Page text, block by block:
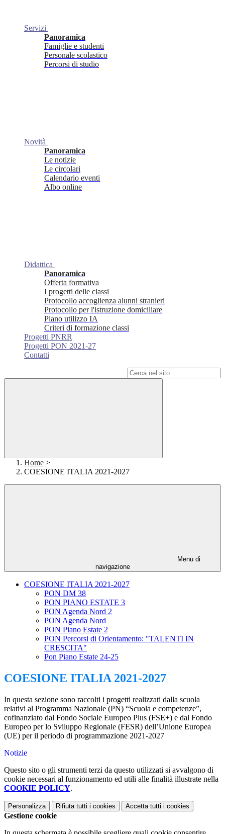
Servizi
Panoramica
Famiglie e studenti
Personale scolastico
Percorsi di studio
Novità
Panoramica
Le notizie
Le circolari
Calendario eventi
Albo online
Didattica
Panoramica
Offerta formativa
I progetti delle classi
Protocollo accoglienza alunni stranieri
Protocollo per l'istruzione domiciliare
Piano utilizzo IA
Criteri di formazione classi
Progetti PNRR
Progetti PON 2021-27
Contatti
Home >
COESIONE ITALIA 2021-2027
Menu di
navigazione
COESIONE ITALIA 2021-2027
PON DM 38
PON PIANO ESTATE 3
PON Agenda Nord 2
PON Agenda Nord
PON Piano Estate 2
PON Percorsi di Orientamento: "TALENTI IN
CRESCITA"
Pon Piano Estate 24-25
COESIONE ITALIA 2021-2027
In questa sezione sono raccolti i progetti realizzati dalla scuola
relativi al Programma Nazionale (PN) “Scuola e competenze”,
cofinanziato dal Fondo Sociale Europeo Plus (FSE+) e dal Fondo
Europeo per lo Sviluppo Regionale (FESR) dell’Unione Europea
(UE) per il periodo di programmazione 2021-2027
Notizie
Questo sito o gli strumenti terzi da questo utilizzati si avvalgono di
cookie necessari al funzionamento ed utili alle finalità illustrate nella
COOKIE POLICY.
Personalizza Rifiuta tutti i cookies Accetta tutti i cookies
Gestione cookie